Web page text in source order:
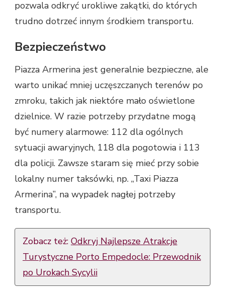
pozwala odkryć urokliwe zakątki, do których
trudno dotrzeć innym środkiem transportu.
Bezpieczeństwo
Piazza Armerina jest generalnie bezpieczne, ale
warto unikać mniej uczęszczanych terenów po
zmroku, takich jak niektóre mało oświetlone
dzielnice. W razie potrzeby przydatne mogą
być numery alarmowe: 112 dla ogólnych
sytuacji awaryjnych, 118 dla pogotowia i 113
dla policji. Zawsze staram się mieć przy sobie
lokalny numer taksówki, np. „Taxi Piazza
Armerina”, na wypadek nagłej potrzeby
transportu.
Zobacz też: Odkryj Najlepsze Atrakcje
Turystyczne Porto Empedocle: Przewodnik
po Urokach Sycylii